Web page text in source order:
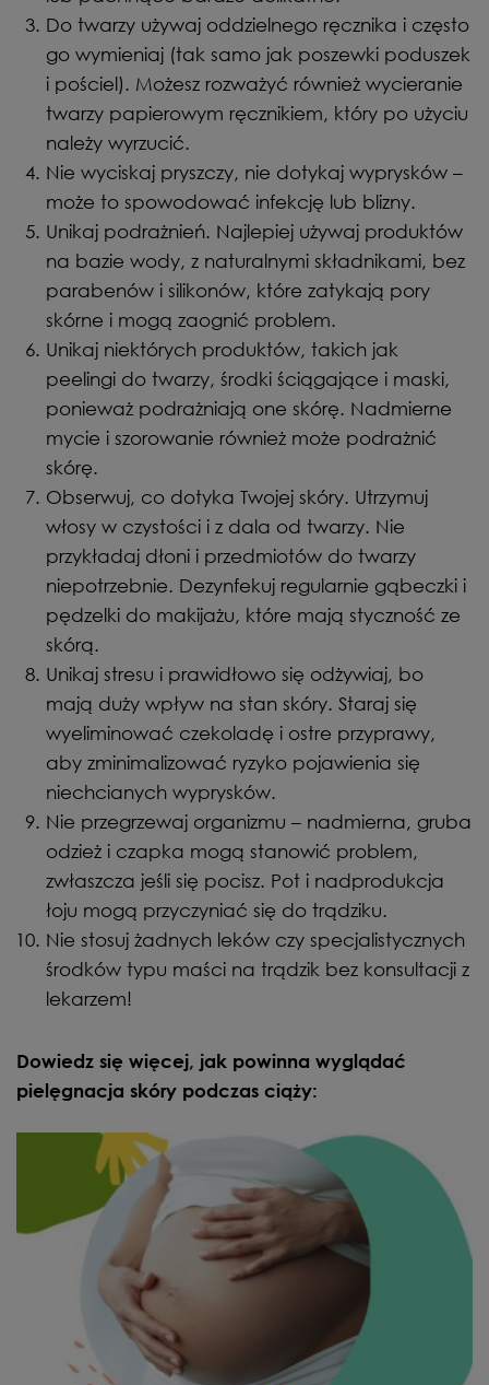
Do twarzy używaj oddzielnego ręcznika i często
go wymieniaj (tak samo jak poszewki poduszek
i pościel). Możesz rozważyć również wycieranie
twarzy papierowym ręcznikiem, który po użyciu
należy wyrzucić.
Nie wyciskaj pryszczy, nie dotykaj wyprysków –
może to spowodować infekcję lub blizny.
Unikaj podrażnień. Najlepiej używaj produktów
na bazie wody, z naturalnymi składnikami, bez
parabenów i silikonów, które zatykają pory
skórne i mogą zaognić problem.
Unikaj niektórych produktów, takich jak
peelingi do twarzy, środki ściągające i maski,
ponieważ podrażniają one skórę. Nadmierne
mycie i szorowanie również może podrażnić
skórę.
Obserwuj, co dotyka Twojej skóry. Utrzymuj
włosy w czystości i z dala od twarzy. Nie
przykładaj dłoni i przedmiotów do twarzy
niepotrzebnie. Dezynfekuj regularnie gąbeczki i
pędzelki do makijażu, które mają styczność ze
skórą.
Unikaj stresu i prawidłowo się odżywiaj, bo
mają duży wpływ na stan skóry. Staraj się
wyeliminować czekoladę i ostre przyprawy,
aby zminimalizować ryzyko pojawienia się
niechcianych wyprysków.
Nie przegrzewaj organizmu – nadmierna, gruba
odzież i czapka mogą stanowić problem,
zwłaszcza jeśli się pocisz. Pot i nadprodukcja
łoju mogą przyczyniać się do trądziku.
Nie stosuj żadnych leków czy specjalistycznych
środków typu maści na trądzik bez konsultacji z
lekarzem!
Dowiedz się więcej, jak powinna wyglądać
pielęgnacja skóry podczas ciąży: